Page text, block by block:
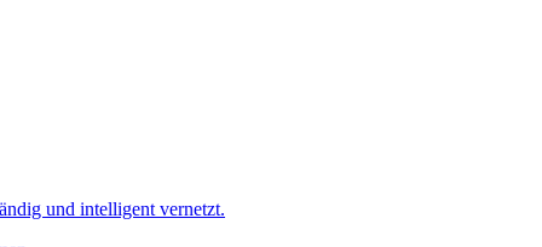
und intelligent vernetzt.